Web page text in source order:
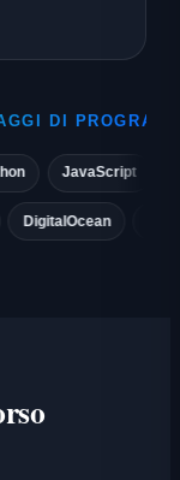
DI
JavaScript React
AWS DigitalOcean